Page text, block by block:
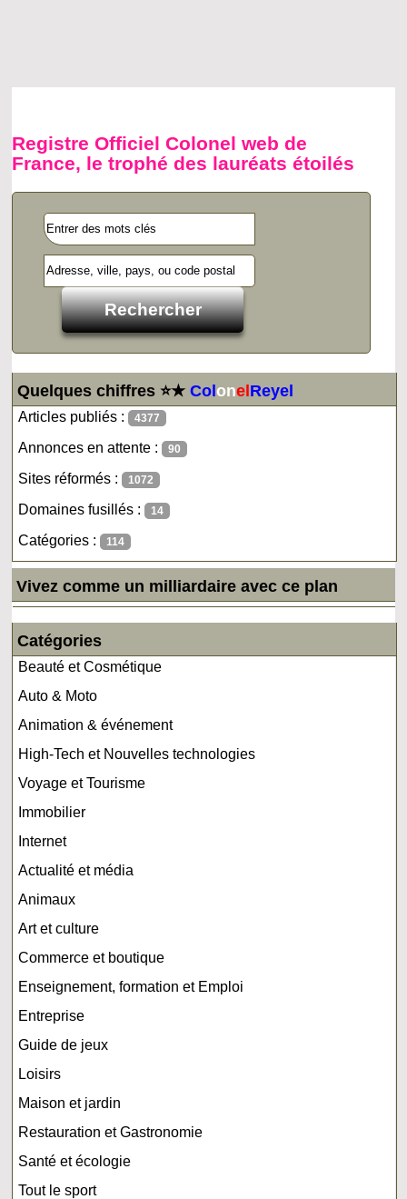
Registre Officiel Colonel web de
France, le trophé des lauréats étoilés
Quelques chiffres ⭐★ColonelReyel
Articles publiés : 4377
Annonces en attente : 90
Sites réformés : 1072
Domaines fusillés : 14
Catégories : 114
Vivez comme un milliardaire avec ce plan
Catégories
Beauté et Cosmétique
Auto & Moto
Animation & événement
High-Tech et Nouvelles technologies
Voyage et Tourisme
Immobilier
Internet
Actualité et média
Animaux
Art et culture
Commerce et boutique
Enseignement, formation et Emploi
Entreprise
Guide de jeux
Loisirs
Maison et jardin
Restauration et Gastronomie
Santé et écologie
Tout le sport